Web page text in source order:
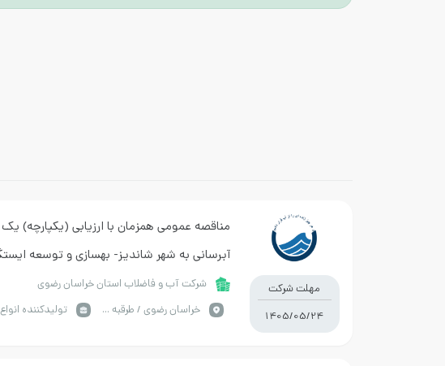
مهلت شرکت
1405/05/24
مناقصه عمومی همزمان با ارزیابی (یکپارچه)
آبرسانی به شهر شاندیز- بهسازی و توسعه
1و2
شرکت آب و فاضلاب استان خراسان رضوی
خراسان رضوي / طرقبه شاندیز